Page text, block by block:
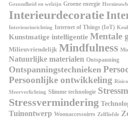
Gezondheid en welzijn Groene energie
Interieurdecoratie
Interieurinrichting Internet of Things (IoT)
Kunstmatige intelligentie Mentale
Milieuvriendelijk Mindfulness
Natuurlijke materialen Ontspanning
Ontspanningstechnieken
Persoonlijke ontwikkeling
Sfeerverlichting Slimme technologie
Stressvermindering
Tuinontwerp Woonaccessoires Zelfliefde